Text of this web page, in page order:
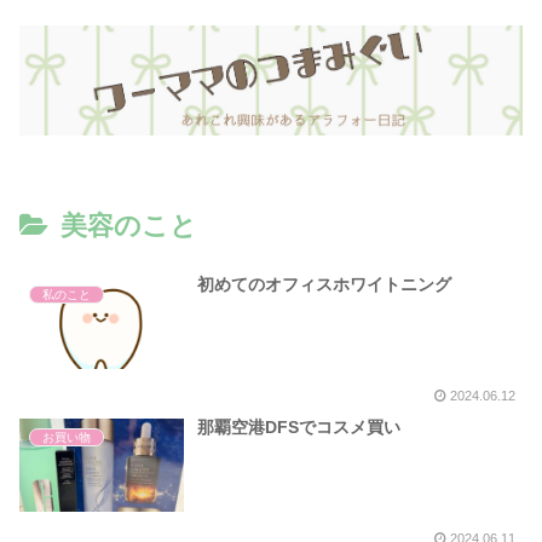
美容のこと
私のこと
初めてのオフィスホワイトニング
2024.06.12
お買い物
那覇空港DFSでコスメ買い
2024.06.11